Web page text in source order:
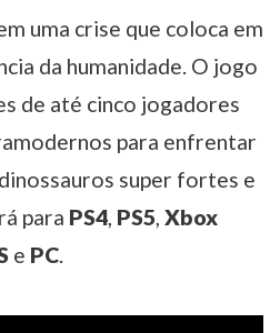
uma crise que coloca em
da humanidade. O jogo
de até cinco jogadores
para enfrentar
super fortes e
para PS4, PS5, Xbox
e PC.